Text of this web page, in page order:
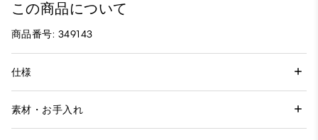
この商品について
商品番号: 349143
仕様
素材・お手入れ